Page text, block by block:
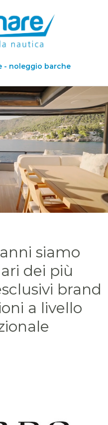
- noleggio barche
siamo
dei più
brand
a livello